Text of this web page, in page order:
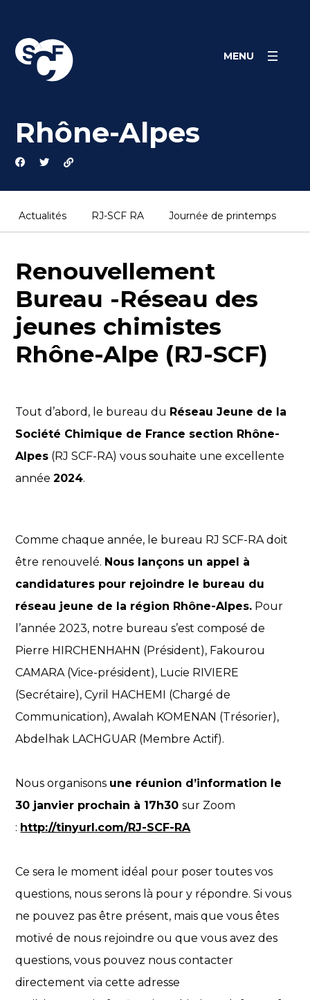
content
MENU
Rhône-Alpes
Actualités RJ-SCF RA Journée de printemps
Renouvellement
Bureau -Réseau des
jeunes chimistes
Rhône-Alpe (RJ-SCF)
Tout d’abord, le bureau du Réseau Jeune de la
Société Chimique de France section Rhône-
Alpes (RJ SCF-RA) vous souhaite une excellente
année2024.
Comme chaque année, le bureau RJ SCF-RA doit
être renouvelé. Nous lançons un appel à
candidatures pour rejoindre le bureau du
réseau jeune de la région Rhône-Alpes. Pour
l’année 2023, notre bureau s’est composé de
Pierre HIRCHENHAHN (Président), Fakourou
CAMARA (Vice-président), Lucie RIVIERE
(Secrétaire), Cyril HACHEMI (Chargé de
Communication), Awalah KOMENAN (Trésorier),
Abdelhak LACHGUAR (Membre Actif).
Nous organisons une réunion d’information le
30 janvier prochain à 17h30sur Zoom
: http://tinyurl.com/RJ-SCF-RA
Ce sera le moment idéal pour poser toutes vos
questions, nous serons là pour y répondre. Si vous
ne pouvez pas être présent, mais que vous êtes
motivé de nous rejoindre ou que vous avez des
questions, vous pouvez nous contacter
directement via cette adresse